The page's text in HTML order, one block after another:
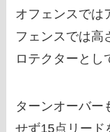
オフェンスでは
フェンスでは高
ロテクターとし
ターンオーバー
せず15点リード